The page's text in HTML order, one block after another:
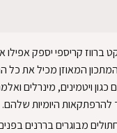
ברווז קריספי יספק
המאוזן מכיל את כל
ויטמינים, מינרלים
להרפתקאות היומיות שלהם.‏
מבוגרים בררנים